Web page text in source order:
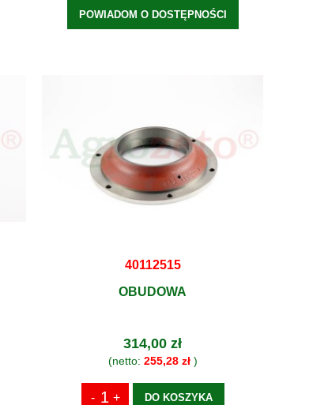
POWIADOM O DOSTĘPNOŚCI
40112515
OBUDOWA
314,00 zł
(netto: 255,28 zł)
DO KOSZYKA